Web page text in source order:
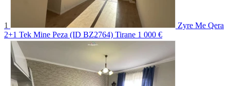
1
Zyre Me Qera
2+1 Tek Mine Peza (ID BZ2764) Tirane 1 000 €